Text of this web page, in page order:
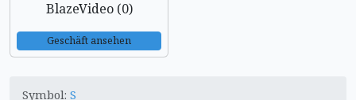
BlazeVideo (0)
Geschäft ansehen
Symbol: S